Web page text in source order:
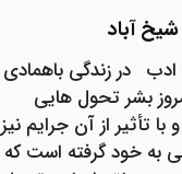
آباد
در زندگی باهمادی
بشر تحول هایی
تأثیر از آن جرایم نیز
به خود گرفته است که